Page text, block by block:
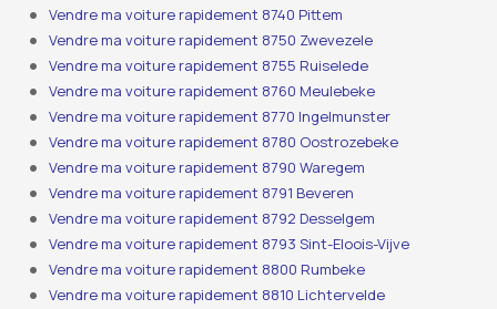
Vendre ma voiture rapidement 8740 Pittem
Vendre ma voiture rapidement 8750 Zwevezele
Vendre ma voiture rapidement 8755 Ruiselede
Vendre ma voiture rapidement 8760 Meulebeke
Vendre ma voiture rapidement 8770 Ingelmunster
Vendre ma voiture rapidement 8780 Oostrozebeke
Vendre ma voiture rapidement 8790 Waregem
Vendre ma voiture rapidement 8791 Beveren
Vendre ma voiture rapidement 8792 Desselgem
Vendre ma voiture rapidement 8793 Sint-Eloois-Vijve
Vendre ma voiture rapidement 8800 Rumbeke
Vendre ma voiture rapidement 8810 Lichtervelde